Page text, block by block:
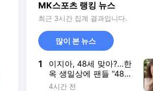
MK스포츠 랭킹 뉴스
최근 3시간 집계 결과입니다.
많이 본 뉴스
1
이지아, 48세 맞아?…한
옥 생일상에 팬들 “48년
째 뱀파이어”
4시간 전